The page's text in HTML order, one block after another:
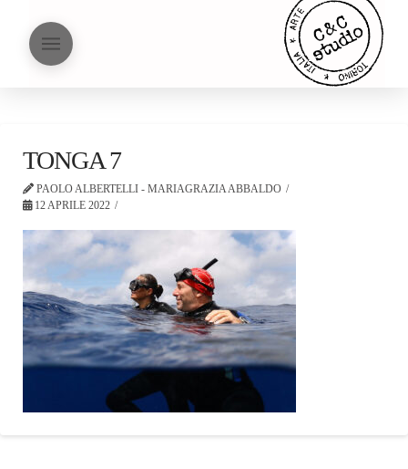
TONGA 7
PAOLO ALBERTELLI - MARIAGRAZIA ABBALDO
12 APRILE 2022